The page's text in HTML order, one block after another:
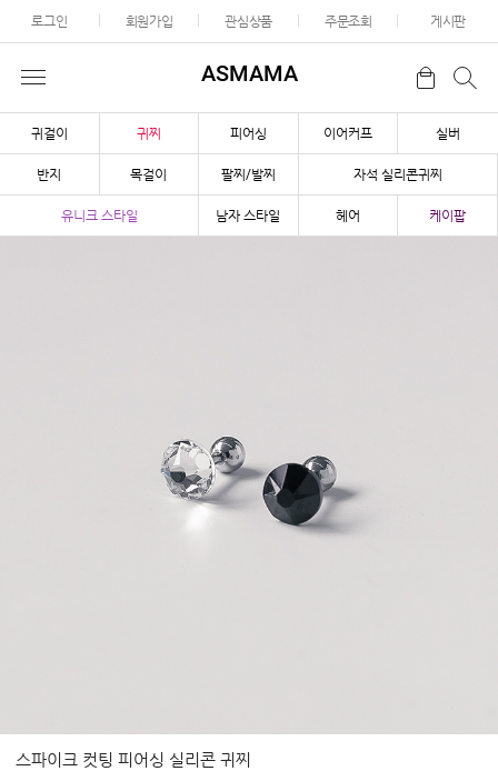
로그인 회원가입 관심상품 주문조회 게시판
ASMAMA
귀걸이 귀찌 피어싱 이어커프 실버
반지 목걸이 팔찌/발찌 자석 실리콘귀찌
유니크 스타일 남자 스타일 헤어 케이팝
스파이크 컷팅 피어싱 실리콘 귀찌